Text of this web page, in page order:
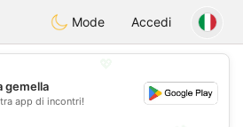
Dating
Mode Accedi
gemella
app di incontri!